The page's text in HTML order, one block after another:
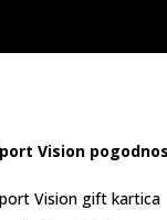
Vision
Vision gift kartica